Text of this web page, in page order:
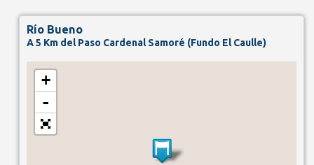
Río Bueno
A 5 Km del Paso Cardenal Samoré (Fundo El Caulle)
+
-